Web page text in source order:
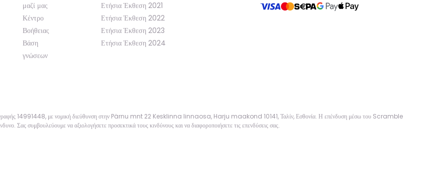
μαζί μας
Κέντρο
Βοήθειας
Βάση
γνώσεων
Ετήσια Έκθεση 2021
Ετήσια Έκθεση 2022
Ετήσια Έκθεση 2023
Ετήσια Έκθεση 2024
14991448, με νομική διεύθυνση στην Pärnu mnt 22 Kesklinna linnaosa, Harju maakond 10141, Ταλίν, Εσθονία. Η επένδυση μέσω του Scramble
Σας συμβουλεύουμε να αξιολογήσετε προσεκτικά τους κινδύνους και να διαφοροποιήσετε τις επενδύσεις σας.